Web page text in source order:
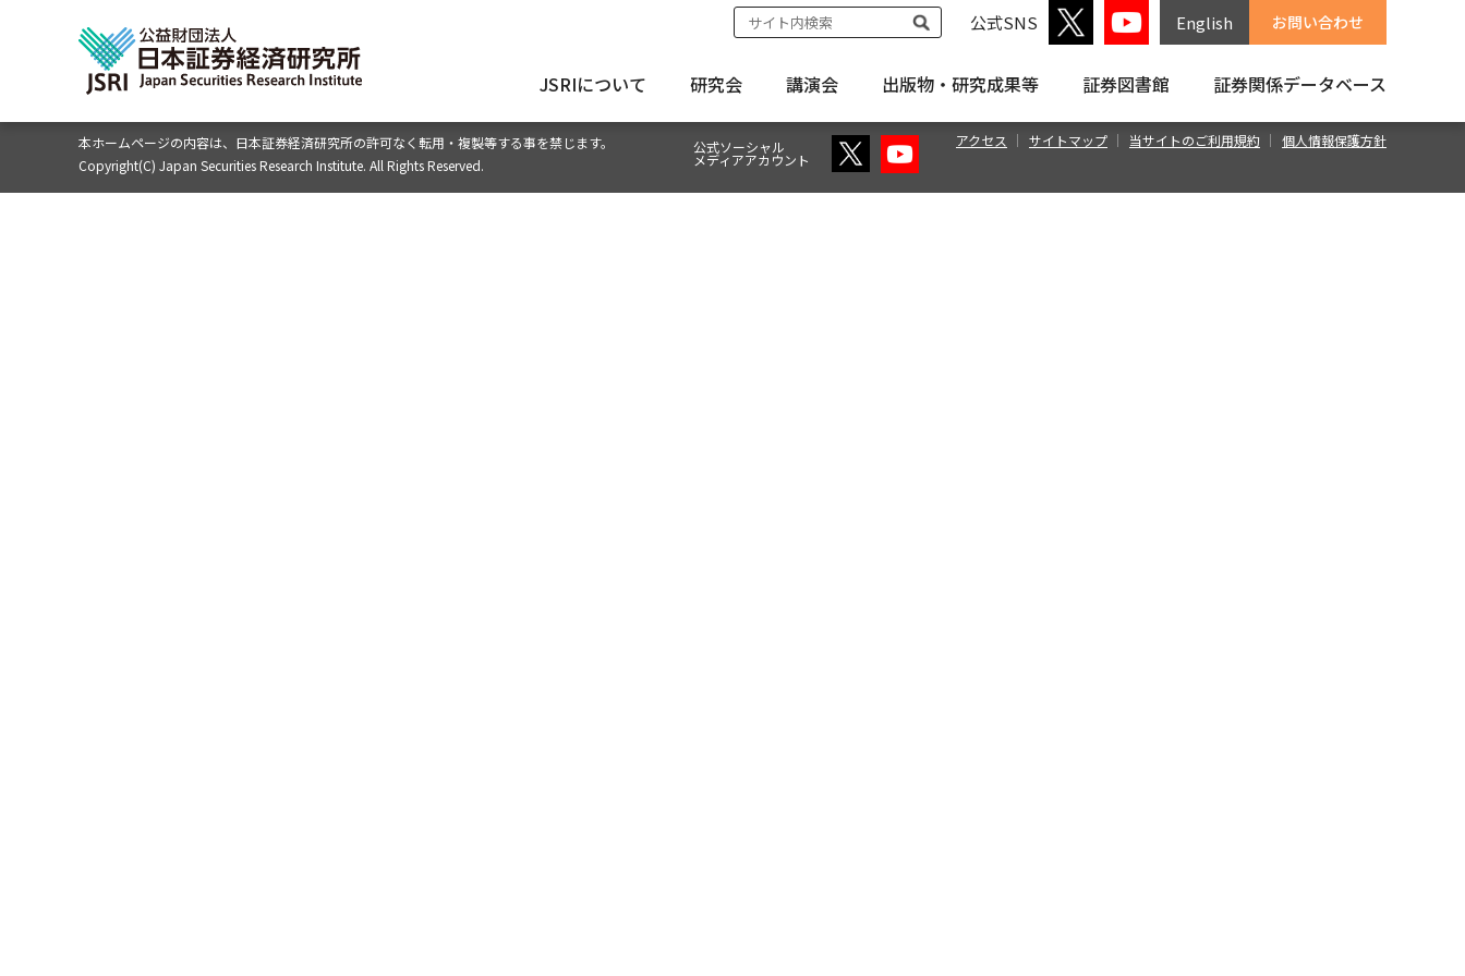
公式SNS English お問い合わせ
JSRIについて 研究会 講演会 出版物・ 研究成果等 証券図書館 証券関係データベース
アクセス サイトマップ 当サイトのご利用規約 個人情報保護方針
公式ソーシャル
メディアアカウント
本ホームページの内容は、 日本証券経済研究所の許可なく転用・複製等する事を禁じます。
Copyright(C) Japan Securities Research Institute. All Rights Reserved.